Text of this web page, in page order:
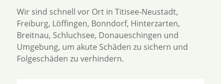
Wir sind schnell vor Ort in Titisee-Neustadt,
Freiburg, Löffingen, Bonndorf, Hinterzarten,
Breitnau, Schluchsee, Donaueschingen und
Umgebung, um akute Schäden zu sichern und
Folgeschäden zu verhindern.